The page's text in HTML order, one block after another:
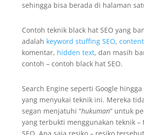
sehingga bisa berada di halaman
Contoh teknik black hat SEO yang
adalah keyword stuffing SEO,
komentar, hidden text, dan masih
contoh – contoh black hat SEO.
Search Engine seperti Google
yang menyukai teknik ini. Mereka
segan menjatuhi “hukuman” untuk
yang terbukti menggunakan teknik –